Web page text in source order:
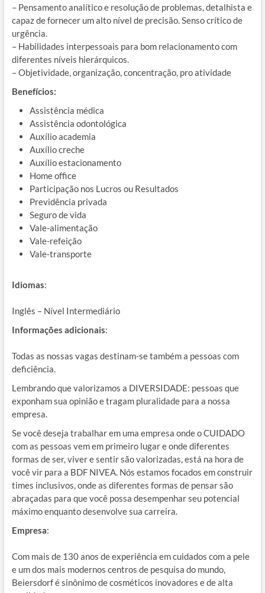
– Pensamento analítico e resolução de problemas, detalhista e
capaz de fornecer um alto nível de precisão. Senso crítico de
urgência.
– Habilidades interpessoais para bom relacionamento com
diferentes níveis hierárquicos.
– Objetividade, organização, concentração, pro atividade
Benefícios:
Assistência médica
Assistência odontológica
Auxílio academia
Auxílio creche
Auxílio estacionamento
Home office
Participação nos Lucros ou Resultados
Previdência privada
Seguro de vida
Vale-alimentação
Vale-refeição
Vale-transporte
Idiomas:
Inglês – Nível Intermediário
Informações adicionais:
Todas as nossas vagas destinam-se também a pessoas com
deficiência.
Lembrando que valorizamos a DIVERSIDADE: pessoas que
exponham sua opinião e tragam pluralidade para a nossa
empresa.
Se você deseja trabalhar em uma empresa onde o CUIDADO
com as pessoas vem em primeiro lugar e onde diferentes
formas de ser, viver e sentir são valorizadas, está na hora de
você vir para a BDF NIVEA. Nós estamos focados em construir
times inclusivos, onde as diferentes formas de pensar são
abraçadas para que você possa desempenhar seu potencial
máximo enquanto desenvolve sua carreira.
Empresa:
Com mais de 130 anos de experiência em cuidados com a pele
e um dos mais modernos centros de pesquisa do mundo,
Beiersdorf é sinônimo de cosméticos inovadores e de alta